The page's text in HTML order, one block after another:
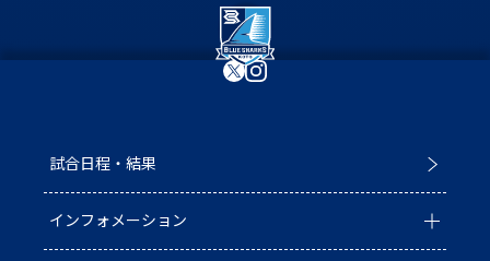
試合日程・結果
インフォメーション